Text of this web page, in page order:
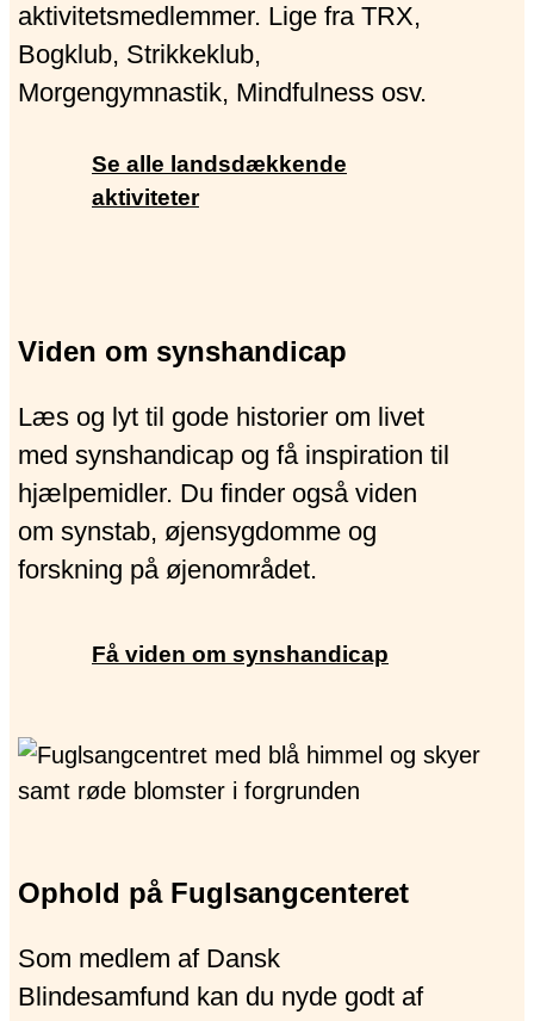
aktivitetsmedlemmer. Lige fra TRX,
Bogklub, Strikkeklub,
Morgengymnastik, Mindfulness osv.
Se alle landsdækkende
aktiviteter
Viden om synshandicap
Læs og lyt til gode historier om livet
med synshandicap og få inspiration til
hjælpemidler. Du finder også viden
om synstab, øjensygdomme og
forskning på øjenområdet.
Få viden om synshandicap
Ophold på Fuglsangcenteret
Som medlem af Dansk
Blindesamfund kan du nyde godt af